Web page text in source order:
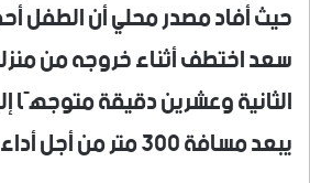
حيث أفاد مصدر محلي أن الطفل
سعد اختطف أثناء خروجه من
الثانية وعشرين دقيقة متوجهًا
يبعد مسافة 300 متر من أجل أداء صلاة القيام.